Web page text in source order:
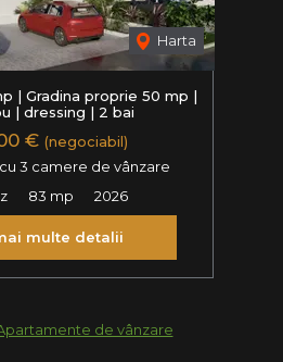
Harta
| Gradina proprie 50 mp |
| dressing | 2 bai
€ (negociabil)
3 camere de vânzare
83 mp 2026
multe detalii
de vânzare